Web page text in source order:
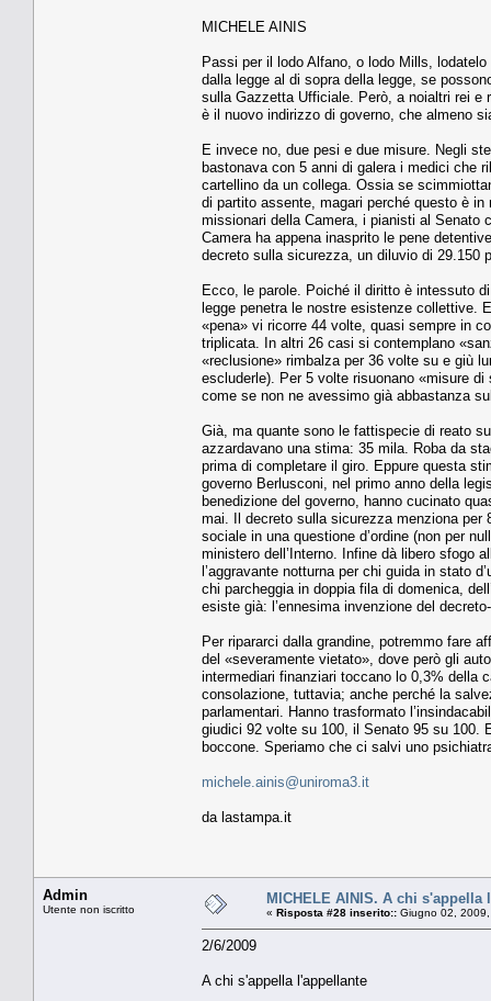
MICHELE AINIS
Passi per il lodo Alfano, o lodo Mills,
dalla legge al di sopra della legge, se
sulla Gazzetta Ufficiale. Però, a noialtri rei e
è il nuovo indirizzo di governo, che almeno
E invece no, due pesi e due misure. Negli
bastonava con 5 anni di galera i medici che
cartellino da un collega. Ossia se
di partito assente, magari perché questo è
missionari della Camera, i pianisti al Senato
Camera ha appena inasprito le pene
decreto sulla sicurezza, un diluvio di 29.150
Ecco, le parole. Poiché il diritto è intessuto
legge penetra le nostre esistenze collettive.
«pena» vi ricorre 44 volte, quasi sempre in
triplicata. In altri 26 casi si contemplano
«reclusione» rimbalza per 36 volte su e giù
escluderle). Per 5 volte risuonano «misure
come se non ne avessimo già abbastanza
Già, ma quante sono le fattispecie di reato
azzardavano una stima: 35 mila. Roba da
prima di completare il giro. Eppure questa
governo Berlusconi, nel primo anno della
benedizione del governo, hanno cucinato
mai. Il decreto sulla sicurezza menziona per
sociale in una questione d’ordine (non per
ministero dell’Interno. Infine dà libero sfogo
l’aggravante notturna per chi guida in stato
chi parcheggia in doppia fila di domenica,
esiste già: l’ennesima invenzione del
Per ripararci dalla grandine, potremmo fare
del «severamente vietato», dove però gli
intermediari finanziari toccano lo 0,3% della
consolazione, tuttavia; anche perché la
parlamentari. Hanno trasformato
giudici 92 volte su 100, il Senato 95 su 100.
boccone. Speriamo che ci salvi uno
michele.ainis@uniroma3.it
da lastampa.it
Admin
Utente non iscritto
MICHELE AINIS. A chi s'appella
« Risposta #28 inserito:: Giugno 02,
2/6/2009
A chi s'appella l'appellante